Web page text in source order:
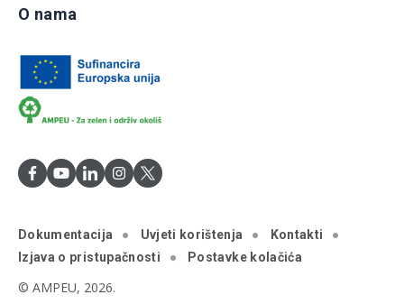
O nama
Dokumentacija Uvjeti korištenja
Kontakti
Izjava o pristupačnosti
Postavke kolačića
© AMPEU, 2026.